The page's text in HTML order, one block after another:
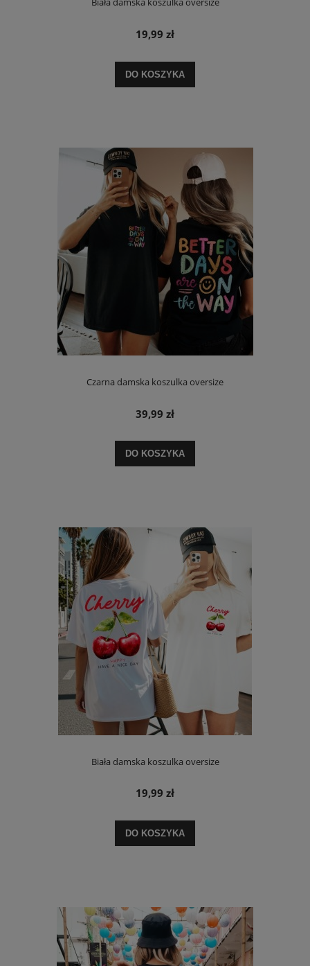
19,99 zł
DO KOSZYKA
Czarna damska koszulka oversize
39,99 zł
DO KOSZYKA
Biała damska koszulka oversize
19,99 zł
DO KOSZYKA